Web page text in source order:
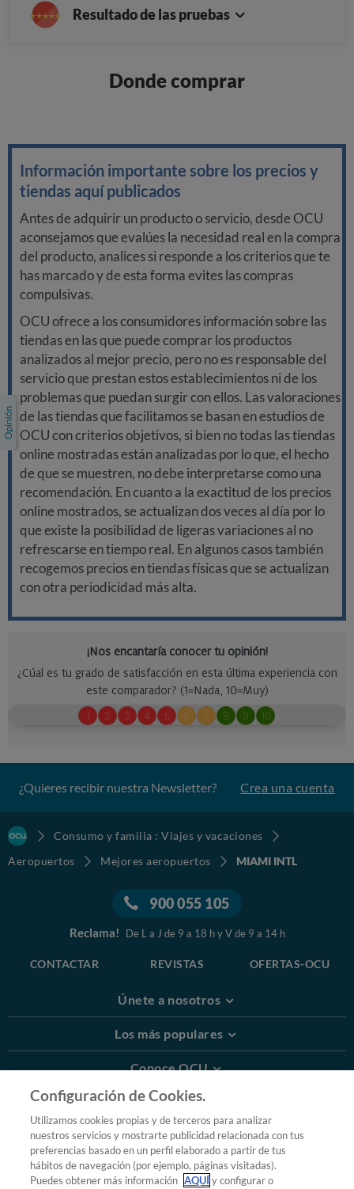
Resultado de las pruebas
Donde comprar
Información importante sobre los precios y
tiendas aquí publicados
Antes de adquirir un producto o servicio, desde OCU
aconsejamos que evalúes la necesidad real en la compra
del producto, analices si responde a los criterios que te
has marcado y de esta forma evites las compras
compulsivas.
OCU ofrece a los consumidores información sobre las
tiendas en las que puede comprar los productos
analizados al mejor precio, pero no es responsable del
servicio que prestan estos establecimientos ni de los
problemas que puedan surgir con ellos. Las valoraciones
de las tiendas que facilitamos se basan en estudios de
OCU con criterios objetivos, si bien no todas las tiendas
online mostradas están analizadas por lo que, el hecho
de que se muestren, no debe interpretarse como una
recomendación. En cuanto a la exactitud de los precios
online mostrados, se actualizan dos veces al día por lo
que existe la posibilidad de ligeras variaciones al no
refrescarse en tiempo real. En algunos casos también
recogemos precios en tiendas físicas que se actualizan
con otra periodicidad más alta.
¿Quieres recibir nuestra Newsletter? Crea una cuenta
Consumo y familia : Viajes y vacaciones
Aeropuertos
Mejores aeropuertos MIAMI INTL
900 055 105
Reclama! De L a J de 9 a 18 h y V de 9 a 14 h
CONTACTAR REVISTAS OFERTAS-OCU
Únete a nosotros
Los más populares
Conoce OCU
Más Información
© 2026 OCU
Condiciones generales de contratación de OCU
Política de privacidad
Configuración de Cookies.
Utilizamos cookies propias y de terceros para analizar
nuestros servicios y mostrarte publicidad relacionada con tus
preferencias basado en un perfil elaborado a partir de tus
hábitos de navegación (por ejemplo, páginas visitadas).
Puedes obtener más información AQUÍy configurar o